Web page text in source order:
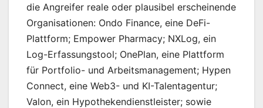
die Angreifer reale oder plausibel erscheinende
Organisationen: Ondo Finance, eine DeFi-
Plattform; Empower Pharmacy; NXLog, ein
Log-Erfassungstool; OnePlan, eine Plattform
für Portfolio- und Arbeitsmanagement; Hypen
Connect, eine Web3- und KI-Talentagentur;
Valon, ein Hypothekendienstleister; sowie